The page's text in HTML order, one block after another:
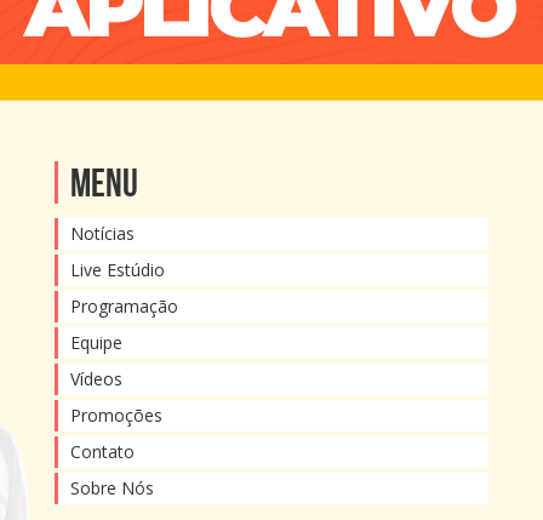
Menu
Notícias
Live Estúdio
Programação
Equipe
Vídeos
Promoções
Contato
Sobre Nós